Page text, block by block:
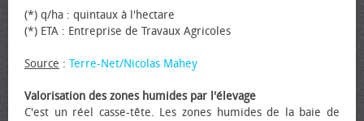
(*) q/ha : quintaux à l'hectare
(*) ETA : Entreprise de Travaux Agricoles
Source : Terre-Net/Nicolas Mahey
Valorisation des zones humides par l'élevage
C'est un réel casse-tête. Les zones humides de la baie de